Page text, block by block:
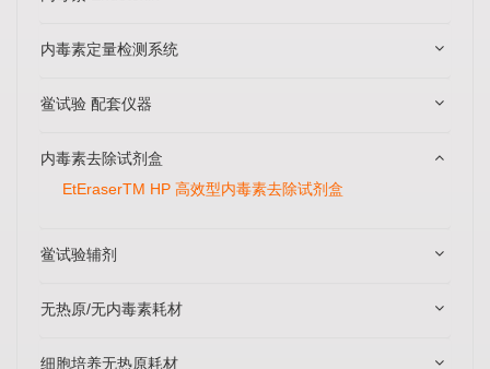
内毒素定量检测系统
鲎试验 配套仪器
内毒素去除试剂盒
EtEraserTM HP 高效型内毒素去除试剂盒
鲎试验辅剂
无热原/无内毒素耗材
细胞培养无热原耗材